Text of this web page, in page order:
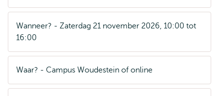
Wanneer? - Zaterdag 21 november 2026, 10:00 tot
16:00
Waar? - Campus Woudestein of online